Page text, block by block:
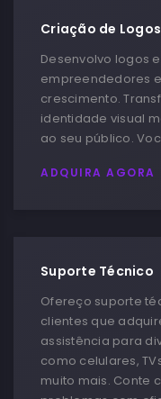
Criação de Logos
Desenvolvo logos
empreendedores
crescimento.
identidade visual
ao seu público.
ADQUIRA AGORA
Suporte Técnico
Ofereço suporte
clientes que
assistência para
como celulares,
muito mais. Conte